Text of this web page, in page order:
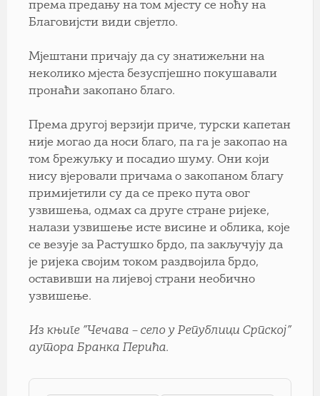
према предању на том мјесту се ноћу на
Благовијсти види свјетло.
Мјештани причају да су знатижељни на
неколико мјеста безуспјешно покушавали
пронаћи закопано благо.
Према другој верзији приче, турски капетан
није могао да носи благо, па га је закопао на
том брежуљку и посадио шуму. Они који
нису вјеровали причама о закопаном благу
примијетили су да се преко пута овог
узвишења, одмах са друге стране ријеке,
налази узвишење исте висине и облика, које
се везује за Растушко брдо, па закључују да
је ријека својим током раздвојила брдо,
оставивши на лијевој страни необично
узвишење.
Из књиге ”Чечава – село у Републици Српској”
аутора Бранка Перића.